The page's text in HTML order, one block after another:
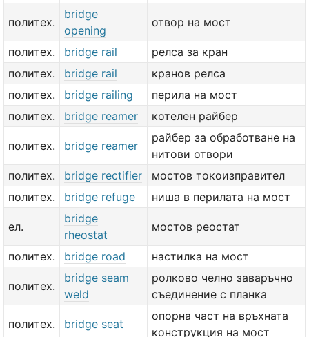
политех.
bridge
opening
отвор на мост
политех. bridge rail
релса за кран
политех.
bridge rail
кранов релса
политех.
bridge railing
перила на мост
политех.
bridge reamer котелен райбер
политех. bridge reamer
райбер за обработване на
нитови отвори
политех.
bridge rectifier
мостов токоизправител
политех.
bridge refuge ниша в перилата на мост
ел.
bridge
rheostat
мостов реостат
политех. bridge road настилка на мост
политех.
bridge seam
weld
ролково челно заваръчно
съединение с планка
политех. bridge seat
опорна част на връхната
конструкция на мост